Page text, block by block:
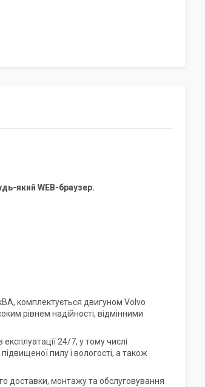
який WEB-браузер.
комплектується двигуном Volvo
рівнем надійності, відмінними
24/7, у тому числі
пилу і вологості, а також
доставки, монтажу та обслуговування